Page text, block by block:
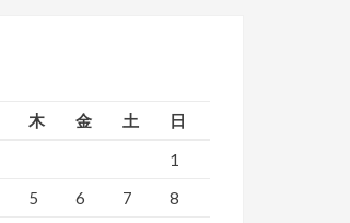
木 金 土
日
1
5 6 7
8